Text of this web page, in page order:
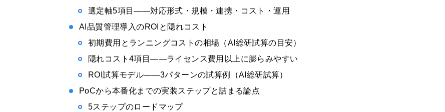
選定軸5項目——対応形式・規模・連携・コスト・運用
AI品質管理導入のROIと隠れコスト
初期費用とランニングコストの相場（AI総研試算の目安）
隠れコスト4項目——ライセンス費用以上に膨らみやすい
ROI試算モデル——3パターンの試算例（AI総研試算）
PoCから本番化までの実装ステップと詰まる論点
5ステップのロードマップ